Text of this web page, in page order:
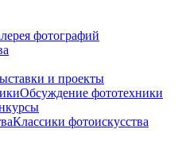
фотографий
и проекты
Обсуждение фототехники
Классики фотоискусства